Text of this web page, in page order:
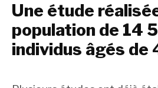
Une étude
population de 14
individus âgés de